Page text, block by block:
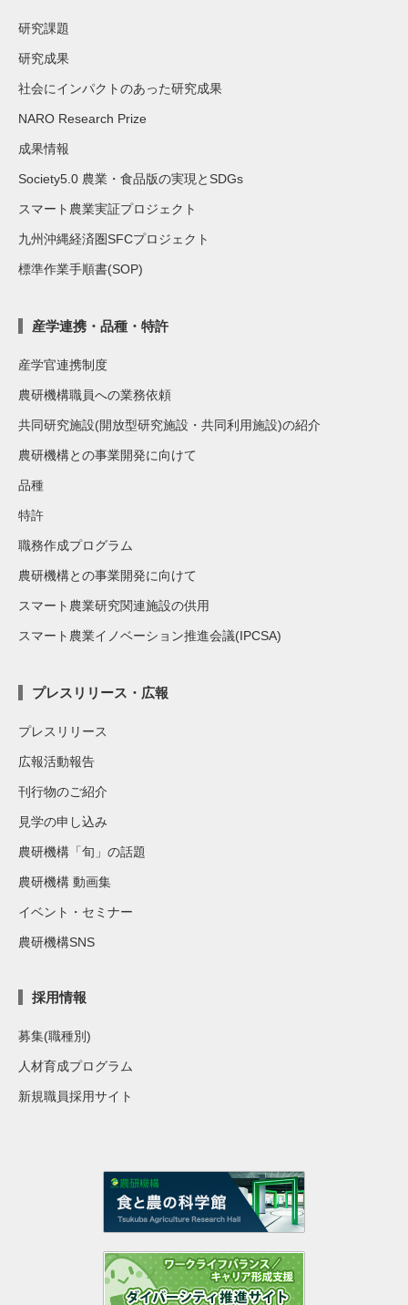
研究課題
研究成果
社会にインパクトのあった研究成果
NARO Research Prize
成果情報
Society5.0 農業・食品版の実現とSDGs
スマート農業実証プロジェクト
九州沖縄経済圏SFCプロジェクト
標準作業手順書(SOP)
産学連携・品種・特許
産学官連携制度
農研機構職員への業務依頼
共同研究施設(開放型研究施設・共同利用施設)の紹介
農研機構との事業開発に向けて
品種
特許
職務作成プログラム
農研機構との事業開発に向けて
スマート農業研究関連施設の供用
スマート農業イノベーション推進会議(IPCSA)
プレスリリース・広報
プレスリリース
広報活動報告
刊行物のご紹介
見学の申し込み
農研機構「旬」の話題
農研機構 動画集
イベント・セミナー
農研機構SNS
採用情報
募集(職種別)
人材育成プログラム
新規職員採用サイト